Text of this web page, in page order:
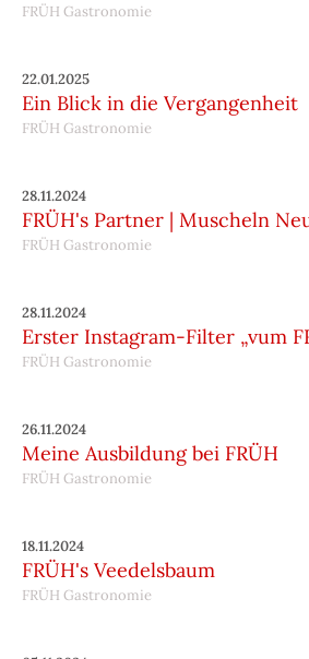
FRÜH Gastronomie
22.01.2025
Ein Blick in die Vergangenheit
FRÜH Gastronomie
28.11.2024
FRÜH's Partner | Muscheln
FRÜH Gastronomie
28.11.2024
Erster Instagram-Filter „vum
FRÜH Gastronomie
26.11.2024
Meine Ausbildung bei FRÜH
FRÜH Gastronomie
18.11.2024
FRÜH's Veedelsbaum
FRÜH Gastronomie